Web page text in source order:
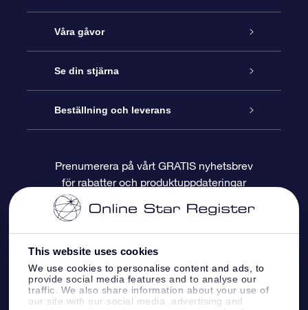
This website uses cookies
We use cookies to personalise content and ads, to
provide social media features and to analyse our
traffic. We also share information about your use of
our site with our social media, advertising and
Kundtjänst
Kontakta oss
Blogg
Recensioner
Våra gåvor
Online-Stjärngåva
OSR Gåvopaket
OSR Presentkort
Företagspresenter
Se din stjärna
Stjärnregiste
Personlig Stjärnsida
One Million Stars
OSR Starsaver
Fly me to the stars VR-app
Beställning och leverans
Betalningsinformation
Returpolicy
Konstellationerna
Prenumerera på vårt GRATIS nyhetsbrev
för rabatter och produktuppdateringar